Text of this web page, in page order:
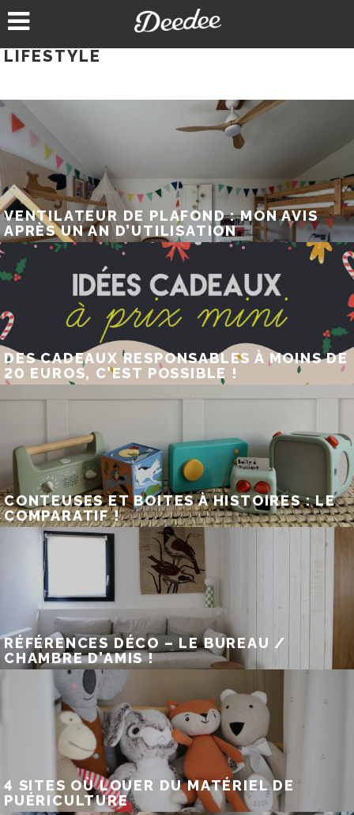
au
LIFESTYLE
VENTILATEUR DE PLAFOND : MON AVIS
APRÈS UN AN D’UTILISATION
DES CADEAUX RESPONSABLES À MOINS DE
20 EUROS, C’EST POSSIBLE !
CONTEUSES ET BOITES À HISTOIRES : LE
COMPARATIF !
RÉFÉRENCES DÉCO – LE BUREAU /
CHAMBRE D’AMIS !
4 SITES OÙ LOUER DU MATÉRIEL DE
PUÉRICULTURE